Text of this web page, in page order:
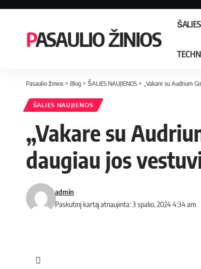
PASAULIO ŽINIOS
Pasaulio žinios > Blog > ŠALIES NAUJIENOS > „Vakare su Audrium
ŠALIES NAUJIENOS
„Vakare su
daugiau jos
Paskutinį kartą atnaujinta: 3 spalio, 2024 4:34 am
admin